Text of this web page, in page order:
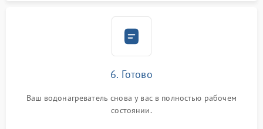
6. Готово
Ваш водонагреватель снова у вас в полностью рабочем
состоянии.